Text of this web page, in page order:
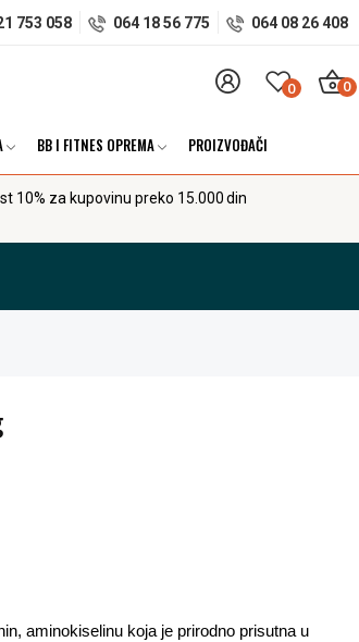
753 058 064 18 56 775 064 08 26 408
0 0
BB I FITNES OPREMA PROIZVOĐAČI
10% za kupovinu preko 15.000 din
aminokiselinu koja je prirodno prisutna u